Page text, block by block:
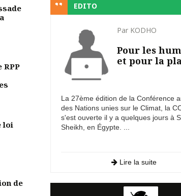
RPP
loi
de
EDITO
Par KODHO
Pour les
et pour la
La 27ème édition de la Conférence
des Nations unies sur le Climat, la
s'est ouverte il y a quelques jours à
Sheikh, en Égypte. ...
Lire la suite